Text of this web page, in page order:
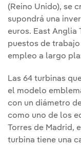
(Reino Unido), se
supondrá una
euros. East Anglia
puestos de
empleo a largo
Las 64 turbinas
el modelo
con un diámetro
como uno de los
Torres de Madrid,
turbina tiene una